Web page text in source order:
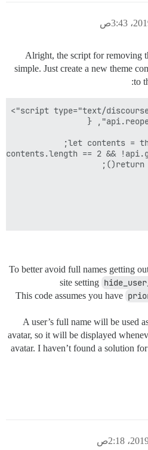
Alright, the script for removing
simple. Just create a new theme
to
To better avoid full names getting
site setting
This code assumes you have
A user’s full name will be used
avatar, so it will be displayed
avatar. I haven’t found a solution